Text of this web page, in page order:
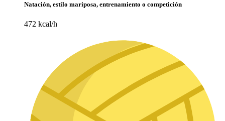
Natación, estilo mariposa, entrenamiento o competición
472 kcal/h